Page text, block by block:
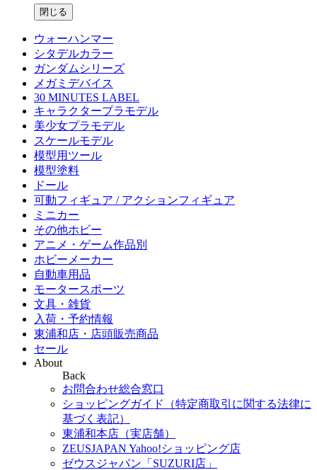
閉じる
ウォーハンマー
シタデルカラー
ガンダムシリーズ
メガミデバイス
30 MINUTES LABEL
キャラクタープラモデル
美少女プラモデル
スケールモデル
模型用ツール
模型塗料
ドール
可動フィギュア / アクションフィギュア
ミニカー
その他ホビー
アニメ・ゲーム作品別
ホビーメーカー
自動車用品
モータースポーツ
文具・雑貨
入荷・予約情報
東浦和店・店頭販売商品
セール
About
Back
お問合わせ総合窓口
ショッピングガイド（特定商取引に関する法律に
基づく表記）
東浦和本店（実店舗）
ZEUSJAPAN Yahoo!ショッピング店
ゼウスジャパン「SUZURI店」